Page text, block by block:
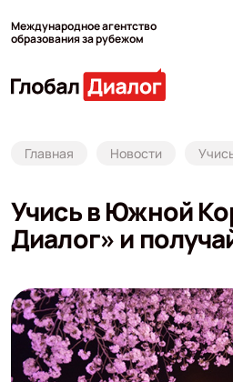
Международное агентство
образования за рубежом
Главная Новости
Учись в Южной
Диалог» и